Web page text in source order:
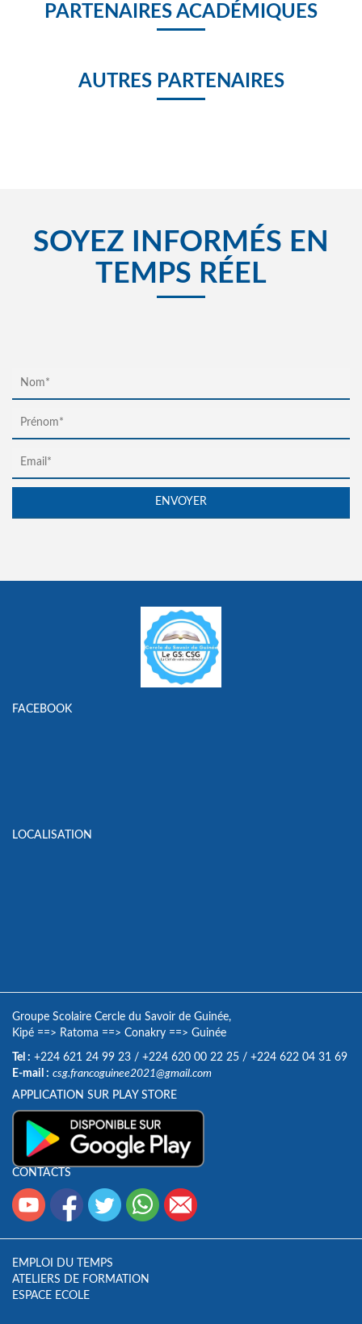
PARTENAIRES ACADÉMIQUES
AUTRES PARTENAIRES
SOYEZ INFORMÉS EN
TEMPS RÉEL
FACEBOOK
LOCALISATION
Groupe Scolaire Cercle du Savoir de Guinée,
Kipé ==> Ratoma ==> Conakry ==> Guinée
Tel : +224 621 24 99 23 / +224 620 00 22 25 / +224 622 04 31 69
E-mail : csg.francoguinee2021@gmail.com
APPLICATION SUR PLAY STORE
CONTACTS
EMPLOI DU TEMPS
ATELIERS DE FORMATION
ESPACE ECOLE